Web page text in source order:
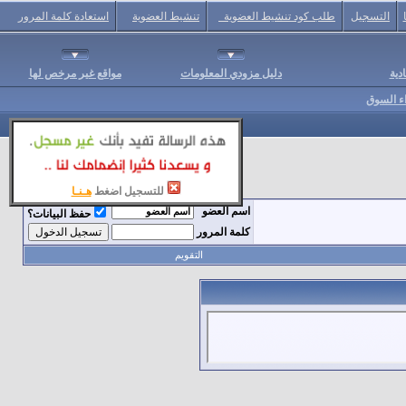
للتسجيل اضغط هـنـا
التسجيل طلب كود تنشيط العضوية تنشيط العضوية استعادة كلمة المرور
دليل مزودي المعلومات مواقع غير مرخص لها
السوق
اسم العضو
حفظ البيانات؟
كلمة المرور
التقويم